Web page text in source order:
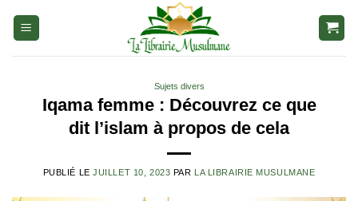
Sujets divers
Iqama femme : Découvrez ce que
dit l’islam à propos de cela
PUBLIÉ LEJUILLET 10, 2023 PAR LA LIBRAIRIE MUSULMANE